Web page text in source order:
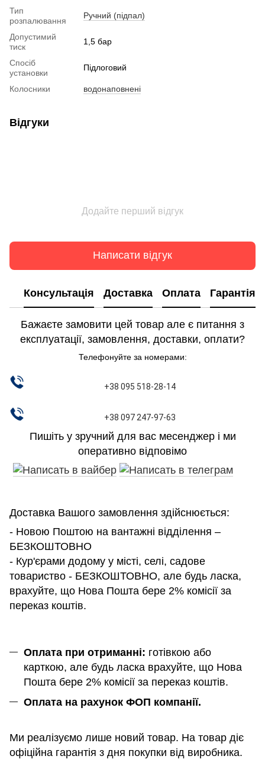
Тип
розпалювання
Ручний (підпал)
Допустимий
тиск
1,5 бар
Спосіб
установки
Підлоговий
Колосники водонаповнені
Відгуки
Додайте перший відгук
Написати відгук
Консультація Доставка Оплата Гарантія
Бажаєте замовити цей товар але є питання з
експлуатації, замовлення, доставки, оплати?
Телефонуйте за номерами:
+38 095 518-28-14
+38 097 247-97-63
Пишіть у зручний для вас месенджер і ми
оперативно відповімо
Доставка Вашого замовлення здійснюється:
- Новою Поштою на вантажні відділення –
БЕЗКОШТОВНО
- Кур'єрами додому у місті, селі, садове
товариство - БЕЗКОШТОВНО, але будь ласка,
врахуйте, що Нова Пошта бере 2% комісії за
переказ коштів.
Оплата при отриманні: готівкою або
карткою, але будь ласка врахуйте, що Нова
Пошта бере 2% комісії за переказ коштів.
Оплата на рахунок ФОП компанії.
Ми реалізуємо лише новий товар. На товар діє
офіційна гарантія з дня покупки від виробника.